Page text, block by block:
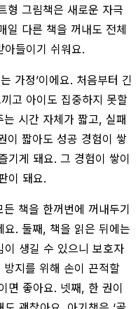
형 그림책은 새로운 자극
일 다른 책을 꺼내도 전체
들이기 쉬워요.
가정’이에요. 처음부터 긴
고 아이도 집중하지 못할
시간 자체가 짧고, 실패
이 짧아도 성공 경험이 쌓
기게 돼요. 그 경험이 쌓이
이 돼요.
책을 한꺼번에 꺼내두기
. 둘째, 책을 읽은 뒤에는
이 생길 수 있으니 보호자
지를 위해 손이 끈적할
면 좋아요. 넷째, 한 권이